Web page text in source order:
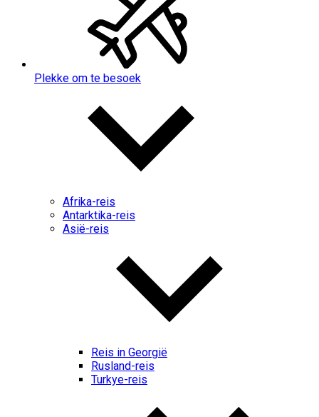
Plekke om te besoek
Afrika-reis
Antarktika-reis
Asië-reis
Reis in Georgië
Rusland-reis
Turkye-reis